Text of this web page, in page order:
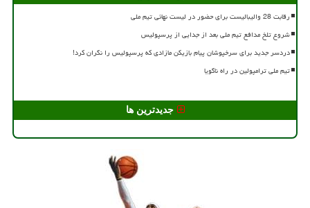
رقابت 28 والیبالیست برای حضور در لیست نهائی تیم ملی
شروع تلخ مدافع تیم ملی بعد از جدایی از پرسپولیس
دردسر جدید برای سرخپوشان پیام بازیکن مازادی که پرسپولیس را نگران کرد!
تیم ملی ترامپولین در راه ناگویا
جدیدترین ها